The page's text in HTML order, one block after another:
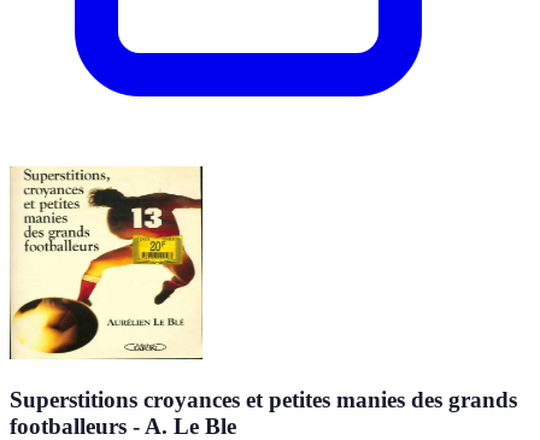
Superstitions croyances et petites manies des grands
footballeurs - A. Le Ble